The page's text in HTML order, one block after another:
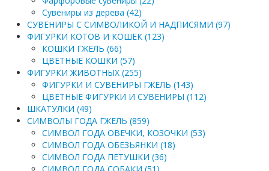
Сувениры из дерева (42)
СУВЕНИРЫ С СИМВОЛИКОЙ И НАДПИСЯМИ (97)
ФИГУРКИ КОТОВ И КОШЕК (123)
КОШКИ ГЖЕЛЬ (66)
ЦВЕТНЫЕ КОШКИ (57)
ФИГУРКИ ЖИВОТНЫХ (255)
ФИГУРКИ И СУВЕНИРЫ ГЖЕЛЬ (143)
ЦВЕТНЫЕ ФИГУРКИ И СУВЕНИРЫ (112)
ШКАТУЛКИ (49)
СИМВОЛЫ ГОДА ГЖЕЛЬ (859)
СИМВОЛ ГОДА ОВЕЧКИ, КОЗОЧКИ (53)
СИМВОЛ ГОДА ОБЕЗЬЯНКИ (18)
СИМВОЛ ГОДА ПЕТУШКИ (36)
СИМВОЛ ГОДА СОБАКИ (51)